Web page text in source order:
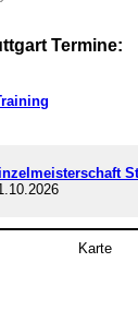
Termine: